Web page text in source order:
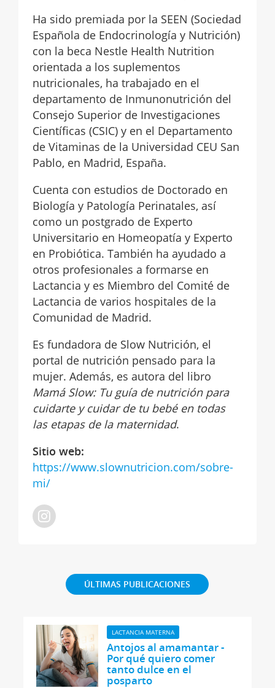
Ha sido premiada por la SEEN (Sociedad
Española de Endocrinología y Nutrición)
con la beca Nestle Health Nutrition
orientada a los suplementos
nutricionales, ha trabajado en el
departamento de Inmunonutrición del
Consejo Superior de Investigaciones
Científicas (CSIC) y en el Departamento
de Vitaminas de la Universidad CEU San
Pablo, en Madrid, España.
Cuenta con estudios de Doctorado en
Biología y Patología Perinatales, así
como un postgrado de Experto
Universitario en Homeopatía y Experto
en Probiótica. También ha ayudado a
otros profesionales a formarse en
Lactancia y es Miembro del Comité de
Lactancia de varios hospitales de la
Comunidad de Madrid.
Es fundadora de Slow Nutrición, el
portal de nutrición pensado para la
mujer. Además, es autora del libro
Mamá Slow: Tu guía de nutrición para
cuidarte y cuidar de tu bebé en todas
las etapas de la maternidad.
Sitio web:
https://www.slownutricion.com/sobre-
mi/
ÚLTIMAS PUBLICACIONES
LACTANCIA MATERNA
Antojos al amamantar -
Por qué quiero comer
tanto dulce en el
posparto